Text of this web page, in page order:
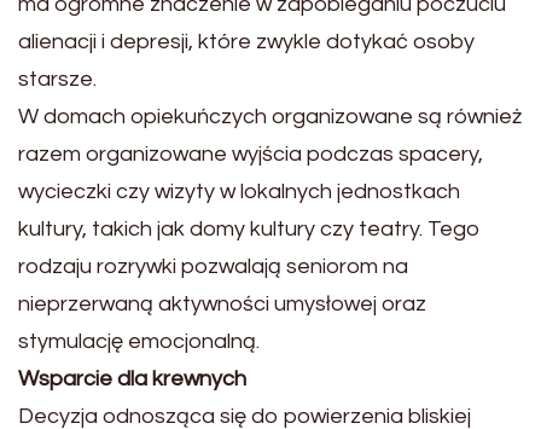
alienacji i depresji, które zwykle dotykać osoby
starsze.
W domach opiekuńczych organizowane są również
razem organizowane wyjścia podczas spacery,
wycieczki czy wizyty w lokalnych jednostkach
kultury, takich jak domy kultury czy teatry. Tego
rodzaju rozrywki pozwalają seniorom na
nieprzerwaną aktywności umysłowej oraz
stymulację emocjonalną.
Wsparcie dla krewnych
Decyzja odnosząca się do powierzenia bliskiej